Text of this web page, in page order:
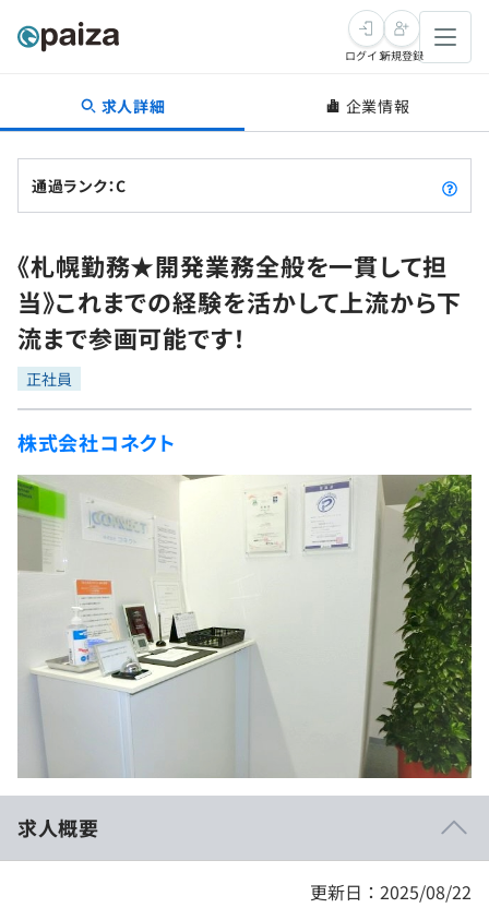
転職・キャリア
転職成功ガイド
転職エージェント
インタビュー
転職成功ガイド
新卒就活
求人検索
本選考
インターン
新卒エージェント
イベント・セミナー
インタビュー
就活成功ガイド
学習
問題集
4択課題
ナレッジ
リファレンス
個人向けプラン
学校向けプラン
契約内容・クーポン
プログラミング言語
評価結果一覧
再チャレンジ結果一覧
ゲーム・マンガ
Tech Team Journal
paiza times
paizaとは？
ログイン新規登録
求人詳細 企業情報
通過ランク：C
《札幌勤務★開発業務全般を一貫して担
当》これまでの経験を活かして上流から下
流まで参画可能です！
正社員
株式会社コネクト
求人概要
更新日：2025/08/22